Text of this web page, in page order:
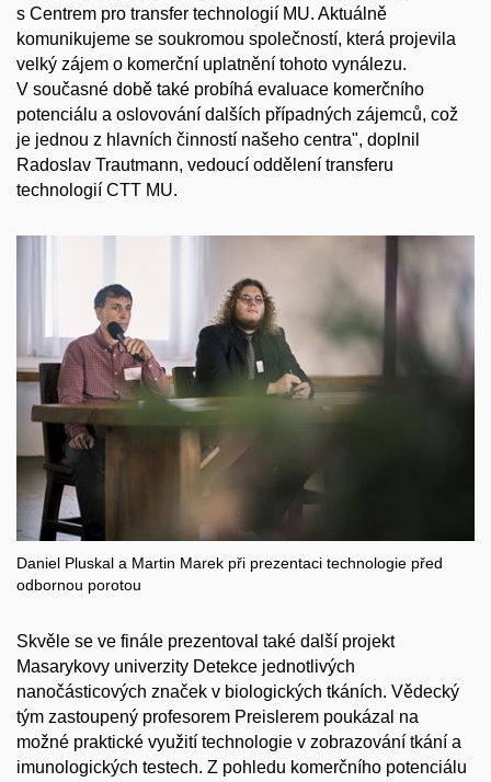
s Centrem pro transfer technologií MU. Aktuálně
komunikujeme se soukromou společností, která projevila
velký zájem o komerční uplatnění tohoto vynálezu.
V současné době také probíhá evaluace komerčního
potenciálu a oslovování dalších případných zájemců, což
je jednou z hlavních činností našeho centra", doplnil
Radoslav Trautmann, vedoucí oddělení transferu
technologií CTT MU.
Daniel Pluskal a Martin Marek při prezentaci technologie před
odbornou porotou
Skvěle se ve finále prezentoval také další projekt
Masarykovy univerzity Detekce jednotlivých
nanočásticových značek v biologických tkáních. Vědecký
tým zastoupený profesorem Preislerem poukázal na
možné praktické využití technologie v zobrazování tkání a
imunologických testech. Z pohledu komerčního potenciálu